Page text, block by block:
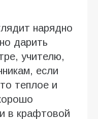
нарядно
дарить
учителю,
если
теплое и
в крафтовой